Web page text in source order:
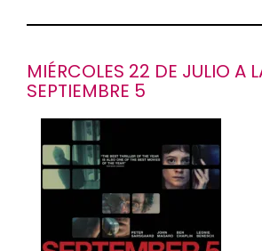
MIÉRCOLES 22 DE JULIO A
SEPTIEMBRE 5